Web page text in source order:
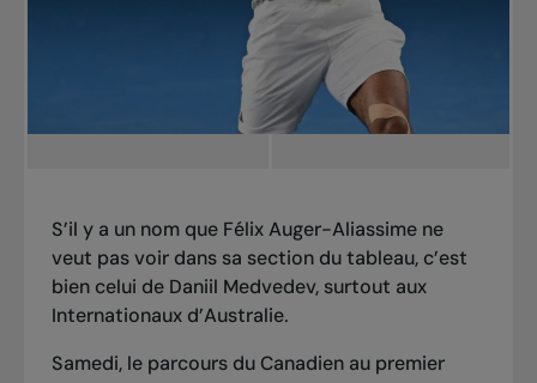
S’il y a un nom que Félix Auger-Aliassime ne
veut pas voir dans sa section du tableau, c’est
bien celui de Daniil Medvedev, surtout aux
Internationaux d’Australie.
Samedi, le parcours du Canadien au premier